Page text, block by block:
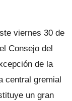
viernes 30 de
Consejo del
de la
central gremial
un gran